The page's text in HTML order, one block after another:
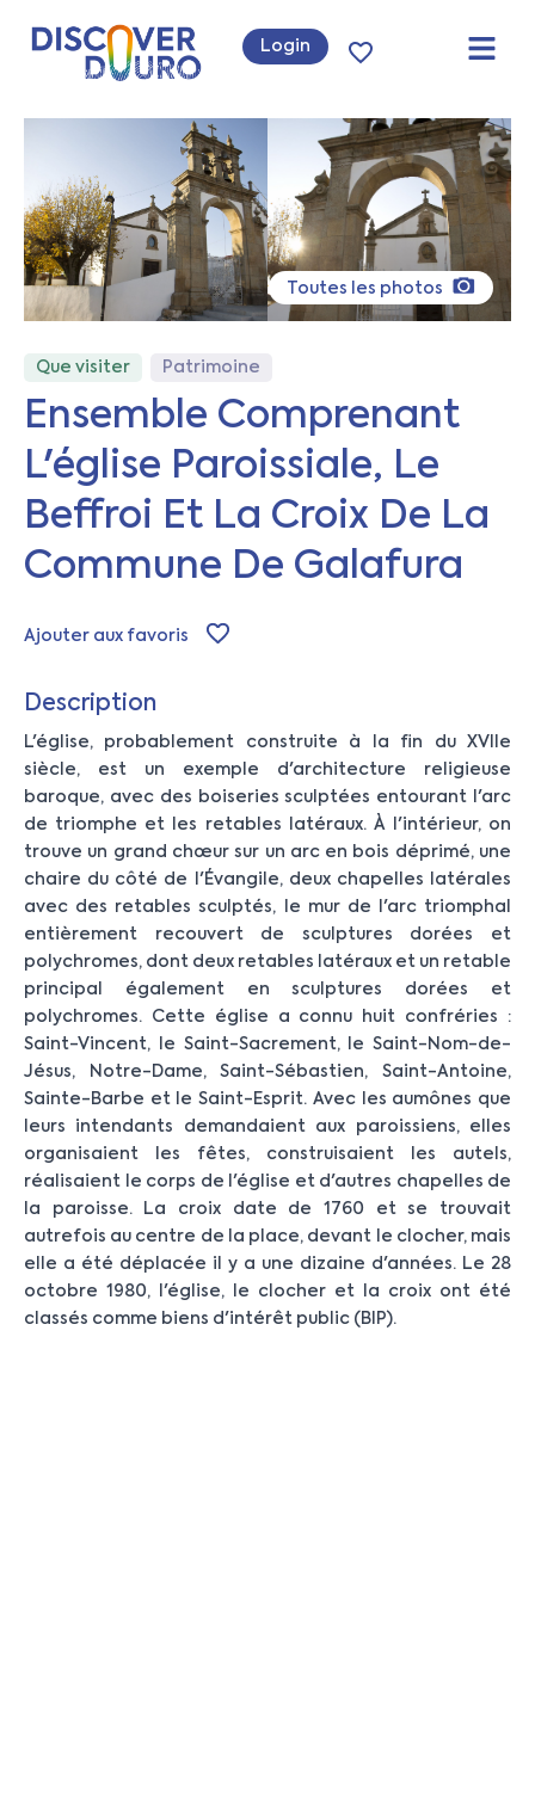
Login
Toutes les photos
Que visiter Patrimoine
Ensemble Comprenant
L'église Paroissiale, Le
Beffroi Et La Croix De La
Commune De Galafura
Ajouter aux favoris
Description
L'église, probablement construite à la fin du XVIIe
siècle, est un exemple d'architecture religieuse
baroque, avec des boiseries sculptées entourant l'arc
de triomphe et les retables latéraux. À l'intérieur, on
trouve un grand chœur sur un arc en bois déprimé, une
chaire du côté de l'Évangile, deux chapelles latérales
avec des retables sculptés, le mur de l'arc triomphal
entièrement recouvert de sculptures dorées et
polychromes, dont deux retables latéraux et un retable
principal également en sculptures dorées et
polychromes. Cette église a connu huit confréries :
Saint-Vincent, le Saint-Sacrement, le Saint-Nom-de-
Jésus, Notre-Dame, Saint-Sébastien, Saint-Antoine,
Sainte-Barbe et le Saint-Esprit. Avec les aumônes que
leurs intendants demandaient aux paroissiens, elles
organisaient les fêtes, construisaient les autels,
réalisaient le corps de l'église et d'autres chapelles de
la paroisse. La croix date de 1760 et se trouvait
autrefois au centre de la place, devant le clocher, mais
elle a été déplacée il y a une dizaine d'années. Le 28
octobre 1980, l'église, le clocher et la croix ont été
classés comme biens d'intérêt public (BIP).